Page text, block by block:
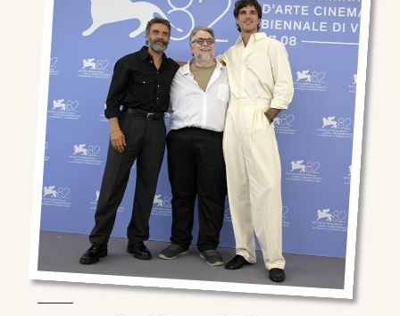
Facebook
Instagram
Youtube
TikTok
X(Twitter)